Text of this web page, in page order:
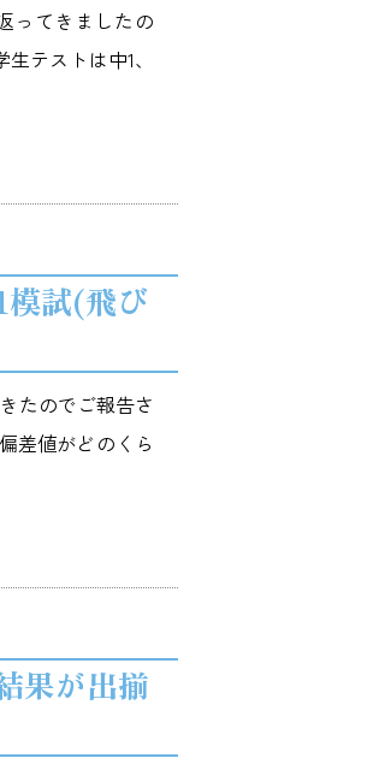
ってきましたの
テストは中1、
模試(飛び
たのでご報告さ
差値がどのくら
果が出揃